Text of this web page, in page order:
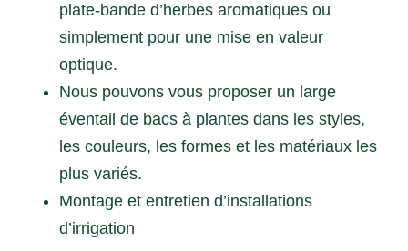
plate-bande d’herbes aromatiques ou
simplement pour une mise en valeur
optique.
Nous pouvons vous proposer un large
éventail de bacs à plantes dans les styles,
les couleurs, les formes et les matériaux les
plus variés.
Montage et entretien d’installations
d’irrigation